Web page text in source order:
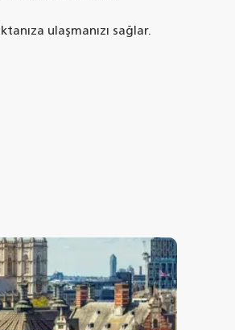
ulaşmanızı sağlar.